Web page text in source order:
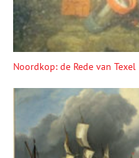
Noordkop: de Rede van Texel